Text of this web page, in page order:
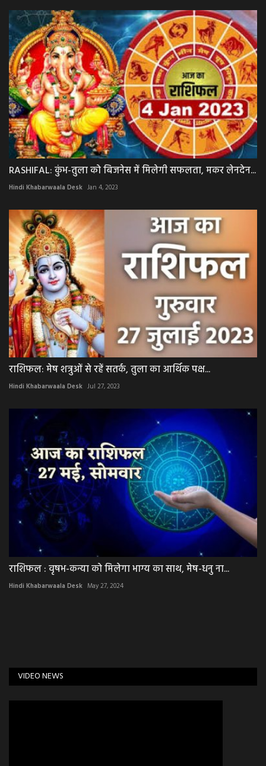
RASHIFAL: कुंभ-तुला को बिजनेस में मिलेगी सफलता, मकर लेनदेन...
Hindi Khabarwaala Desk Jan 4, 2023
राशिफल: मेष शत्रुओं से रहें सतर्क, तुला का आर्थिक पक्ष...
Hindi Khabarwaala Desk Jul 27, 2023
राशिफल : वृषभ-कन्या को मिलेगा भाग्य का साथ, मेष-धनु ना...
Hindi Khabarwaala Desk May 27, 2024
VIDEO NEWS